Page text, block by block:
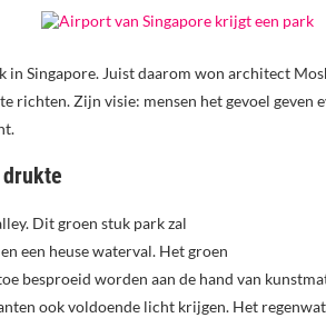
in Singapore. Juist daarom won architect
richten. Zijn visie: mensen het gevoel
Dit groen stuk park zal
een heuse waterval. Het groen
besproeid worden aan de hand van
ook voldoende licht krijgen. Het